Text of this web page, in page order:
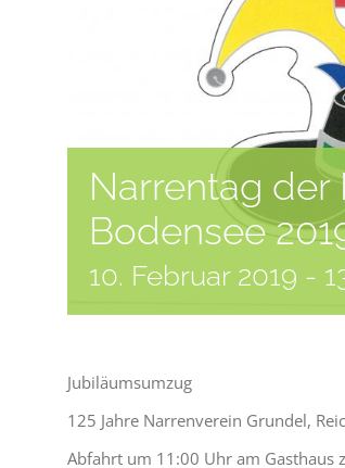
Narrentag der
Bodensee
10. Februar 2019 -
Jubiläumsumzug
125 Jahre Narrenverein Grundel,
Abfahrt um 11:00 Uhr am Gasthaus